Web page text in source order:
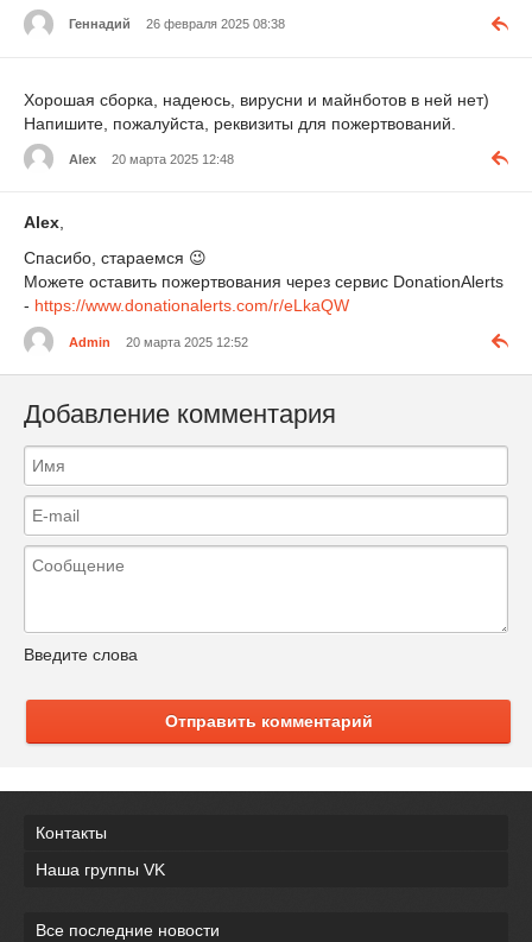
Геннадий 26 февраля 2025 08:38
Хорошая сборка, надеюсь, вирусни и майнботов в ней нет)
Напишите, пожалуйста, реквизиты для пожертвований.
Alex 20 марта 2025 12:48
Alex,
Спасибо, стараемся 😉
Можете оставить пожертвования через сервис DonationAlerts
- https://www.donationalerts.com/r/eLkaQW
Admin 20 марта 2025 12:52
Добавление комментария
Введите слова
Отправить комментарий
Контакты
Наша группы VK
Все последние новости